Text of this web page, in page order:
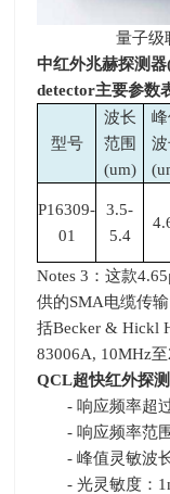
量子级
中红外兆赫探测器
detector主要参数
型号
波长
范围
(um)
P16309-
01
3.5-
5.4
Notes 3：这款4.65
供的SMA电缆传
括Becker & Hickl
83006A, 10MHz至
QCL超快红外探
- 响应频率超
- 响应频率范
- 峰值灵敏波
- 光灵敏度：